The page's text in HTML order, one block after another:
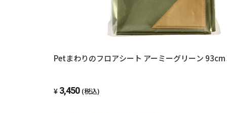
Petまわりのフロアシート アーミーグリーン
3,450 (税込)